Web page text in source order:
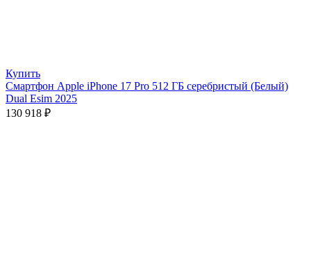
Купить
Смартфон Apple iPhone 17 Pro 512 ГБ серебристый (Белый)
Dual Esim 2025
130 918 ₽